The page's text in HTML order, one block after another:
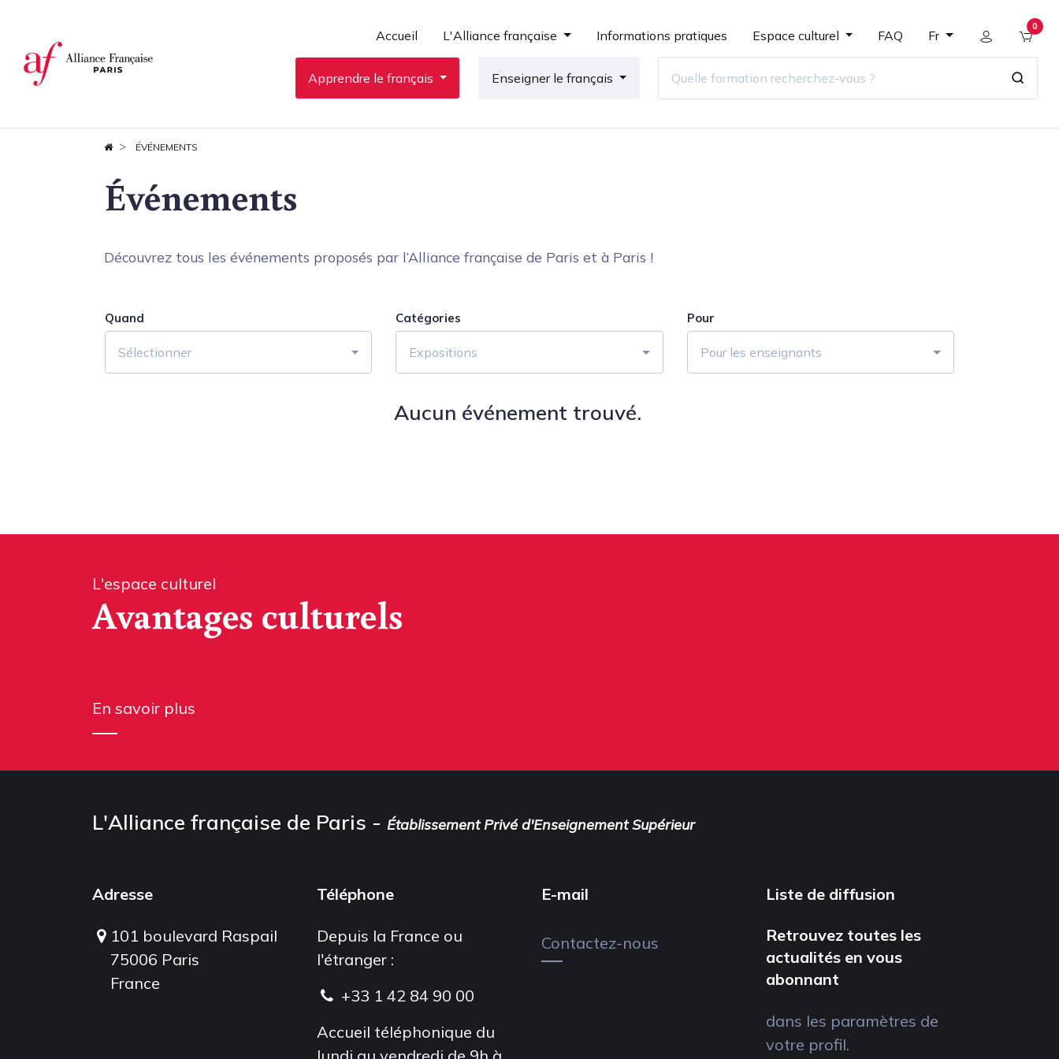
Accueil L'Alliance française Informations pratiques Espace culturel FAQ Fr
0
Apprendre le français Enseigner le français
ÉVÉNEMENTS
Événements
Découvrez tous les événements proposés par l’Alliance française de Paris et à Paris !
Quand
Sélectionner
Catégories
Expositions
Pour
Pour les enseignants
Aucun événement trouvé.
L'espace culturel
Avantages culturels
En savoir plus
L'Alliance française de Paris - Établissement Privé d'Enseignement Supérieur
Adresse
101 boulevard Raspail
75006 Paris
France
Téléphone
Depuis la France ou
l'étranger :
+33 1 42 84 90 00
Accueil téléphonique du
E-mail
Contactez-nous
Liste de diffusion
Retrouvez toutes les
actualités en vous
abonnant
dans les paramètres de
votre profil.